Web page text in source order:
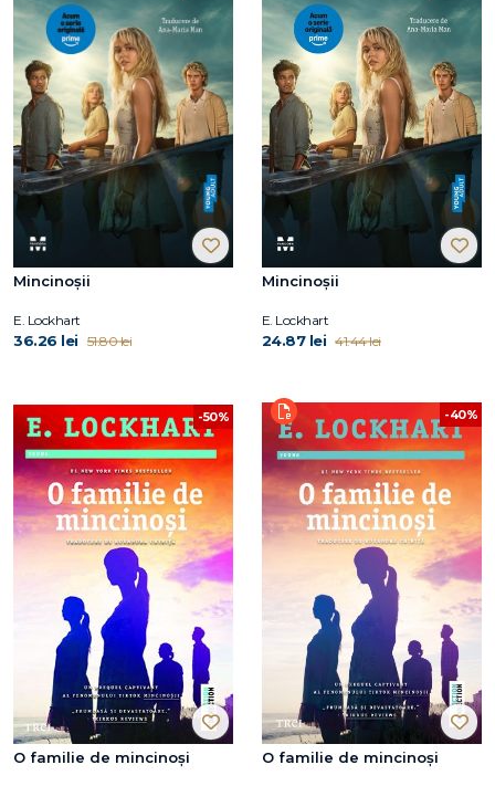
Mincinoşii
E. Lockhart
36.26 lei 51.80 lei
Mincinoşii
E. Lockhart
24.87 lei 41.44 lei
-50%
O familie de mincinoși
-40%
O familie de mincinoși